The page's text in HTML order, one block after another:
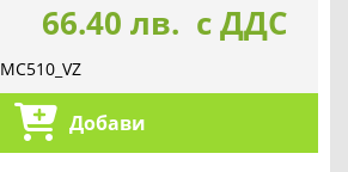
66.40 лв. с ДДС
MC510_VZ
Добави